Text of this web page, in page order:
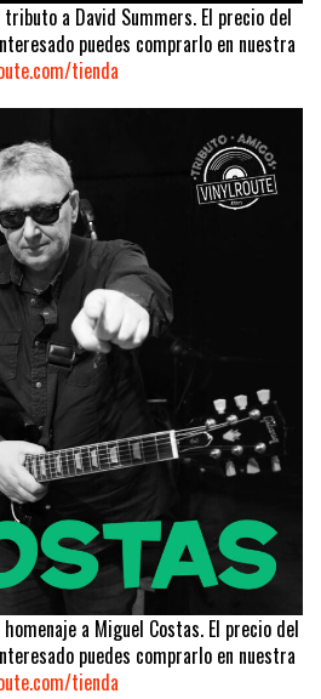
a David Summers. El precio del
puedes comprarlo en nuestra
tienda
a Miguel Costas. El precio del
puedes comprarlo en nuestra
tienda